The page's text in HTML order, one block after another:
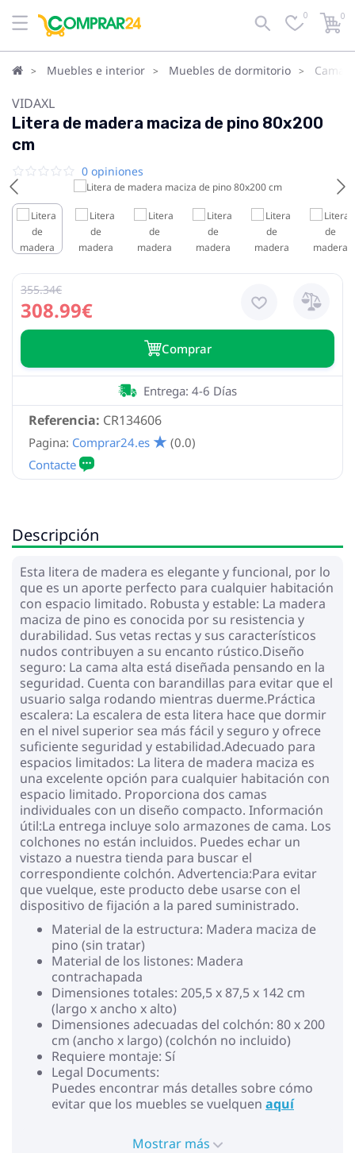
0 0
Muebles e interior Muebles de dormitorio Camas
VIDAXL
Litera de madera maciza de pino 80x200
cm
0 opiniones
308.99€
355.34€
Сomprar
Referencia: CR134606
Entrega: 4-6 Días
Pagina: Comprar24.es (0.0)
Descripción
Esta litera de madera es elegante y funcional, por lo
que es un aporte perfecto para cualquier habitación
con espacio limitado. Robusta y estable: La madera
maciza de pino es conocida por su resistencia y
durabilidad. Sus vetas rectas y sus característicos
nudos contribuyen a su encanto rústico.Diseño
seguro: La cama alta está diseñada pensando en la
seguridad. Cuenta con barandillas para evitar que el
usuario salga rodando mientras duerme.Práctica
escalera: La escalera de esta litera hace que dormir
en el nivel superior sea más fácil y seguro y ofrece
suficiente seguridad y estabilidad.Adecuado para
espacios limitados: La litera de madera maciza es
una excelente opción para cualquier habitación con
espacio limitado. Proporciona dos camas
individuales con un diseño compacto. Información
útil:La entrega incluye solo armazones de cama. Los
colchones no están incluidos. Puedes echar un
vistazo a nuestra tienda para buscar el
correspondiente colchón. Advertencia:Para evitar
que vuelque, este producto debe usarse con el
dispositivo de fijación a la pared suministrado.
Material de la estructura: Madera maciza de
pino (sin tratar)
Material de los listones: Madera
contrachapada
Dimensiones totales: 205,5 x 87,5 x 142 cm
(largo x ancho x alto)
Dimensiones adecuadas del colchón: 80 x 200
cm (ancho x largo) (colchón no incluido)
Requiere montaje: Sí
Legal Documents:
Puedes encontrar más detalles sobre cómo
evitar que los muebles se vuelquen aquí
Mostrar más